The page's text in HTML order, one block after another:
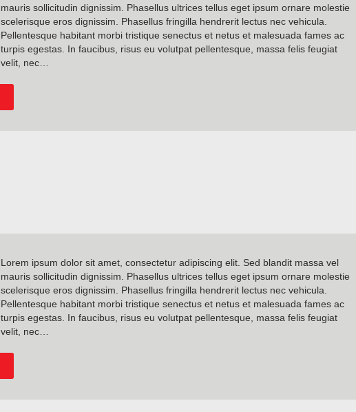
mauris sollicitudin dignissim. Phasellus ultrices tellus eget ipsum ornare molestie
scelerisque eros dignissim. Phasellus fringilla hendrerit lectus nec vehicula.
Pellentesque habitant morbi tristique senectus et netus et malesuada fames ac
turpis egestas. In faucibus, risus eu volutpat pellentesque, massa felis feugiat
velit, nec…
Lorem ipsum dolor sit amet, consectetur adipiscing elit. Sed blandit massa vel
mauris sollicitudin dignissim. Phasellus ultrices tellus eget ipsum ornare molestie
scelerisque eros dignissim. Phasellus fringilla hendrerit lectus nec vehicula.
Pellentesque habitant morbi tristique senectus et netus et malesuada fames ac
turpis egestas. In faucibus, risus eu volutpat pellentesque, massa felis feugiat
velit, nec…